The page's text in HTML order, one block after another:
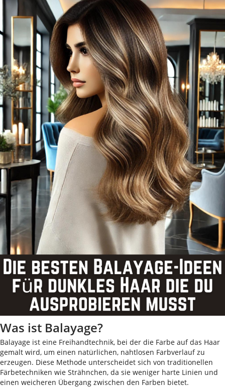
Was ist Balayage?
Balayage ist eine Freihandtechnik, bei der die Farbe auf das Haar
gemalt wird, um einen natürlichen, nahtlosen Farbverlauf zu
erzeugen. Diese Methode unterscheidet sich von traditionellen
Färbetechniken wie Strähnchen, da sie weniger harte Linien und
einen weicheren Übergang zwischen den Farben bietet.